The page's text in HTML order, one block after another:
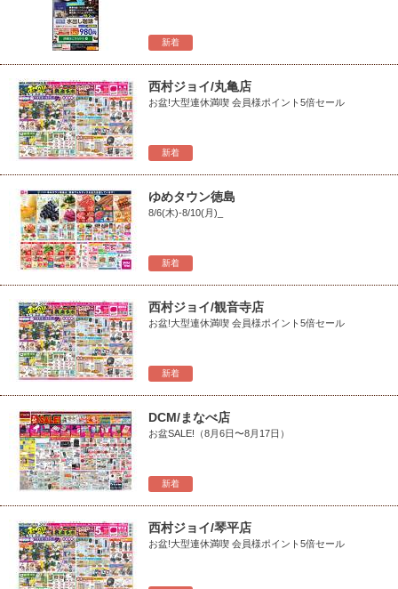
新着
新着
西村ジョイ/丸亀店
お盆!大型連休満喫 会員様ポイント5倍セール
新着
ゆめタウン徳島
8/6(木)-8/10(月)_
新着
西村ジョイ/観音寺店
お盆!大型連休満喫 会員様ポイント5倍セール
新着
DCM/まなべ店
お盆SALE!（8月6日〜8月17日）
西村ジョイ/琴平店
お盆!大型連休満喫 会員様ポイント5倍セール